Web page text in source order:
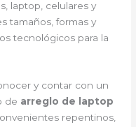
laptop, celulares y
tamaños, formas y
tecnológicos para la
y contar con un
de arreglo de laptop
repentinos,